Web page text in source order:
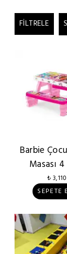
FILTRELE
Barbie
Masası
₺
SEPETE